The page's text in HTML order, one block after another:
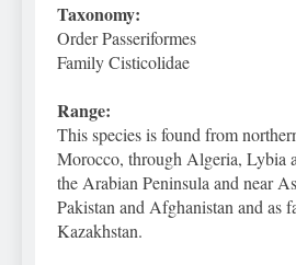
Taxonomy:
Order Passeriformes
Family Cisticolidae
Range:
This species is found from
Morocco, through Algeria, Lybia
the Arabian Peninsula and near
Pakistan and Afghanistan and as
Kazakhstan.